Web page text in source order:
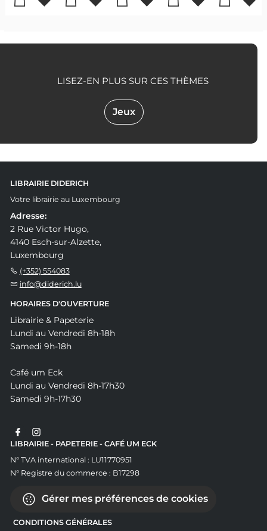
Jeux
LISEZ-EN PLUS SUR CES THÈMES
LIBRAIRIE DIDERICH
Votre librairie au Luxembourg
Adresse:
2 Rue Victor Hugo,
4140 Esch-sur-Alzette,
Luxembourg
(+352) 554083
info@diderich.lu
HORAIRES D'OUVERTURE
Librairie & Papeterie
Lundi au Vendredi 8h-18h
Samedi 9h-18h
Café um Eck
Lundi au Vendredi 8h-17h30
Samedi 9h-17h30
LIBRAIRIE - PAPETERIE - CAFÉ UM ECK
N° TVA international : LU11770951
N° Registre du commerce : B17298
Gérer mes préférences de cookies
CONDITIONS GÉNÉRALES